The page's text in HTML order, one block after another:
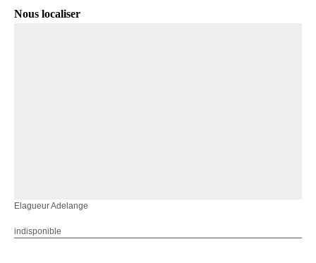
Nous localiser
Elagueur Adelange
indisponible